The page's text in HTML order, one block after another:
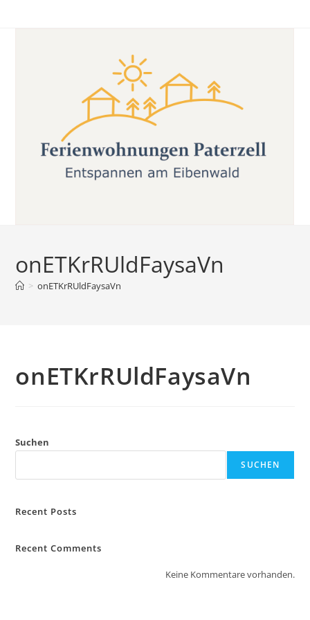
Inhalt
onETKrRUldFaysaVn
> onETKrRUldFaysaVn
onETKrRUldFaysaVn
Suchen
SUCHEN
Recent Posts
Recent Comments
Keine Kommentare vorhanden.